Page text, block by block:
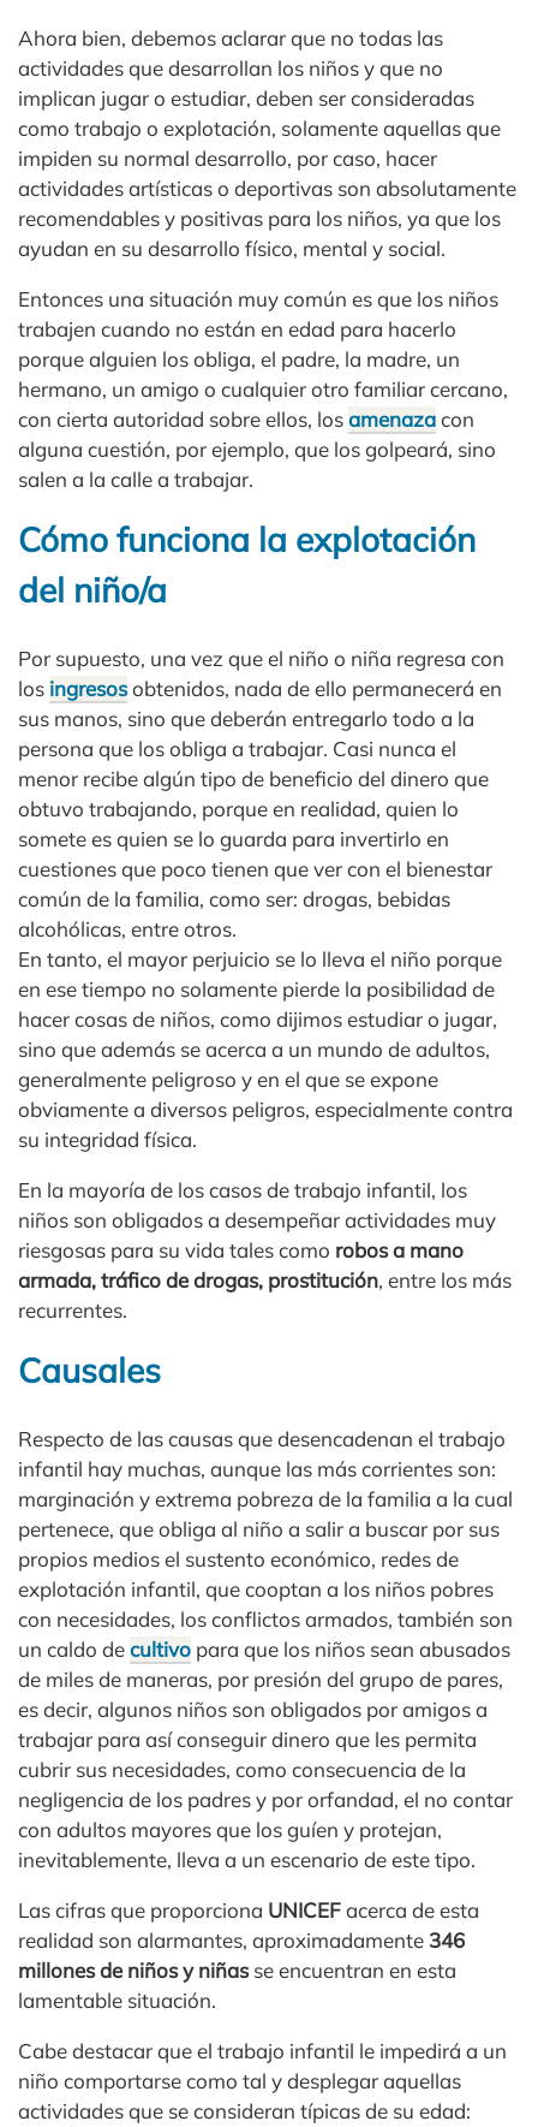
Ahora bien, debemos aclarar que no todas las
actividades que desarrollan los niños y que no
implican jugar o estudiar, deben ser consideradas
como trabajo o explotación, solamente aquellas que
impiden su normal desarrollo, por caso, hacer
actividades artísticas o deportivas son absolutamente
recomendables y positivas para los niños, ya que los
ayudan en su desarrollo físico, mental y social.
Entonces una situación muy común es que los niños
trabajen cuando no están en edad para hacerlo
porque alguien los obliga, el padre, la madre, un
hermano, un amigo o cualquier otro familiar cercano,
con cierta autoridad sobre ellos, losamenazacon
alguna cuestión, por ejemplo, que los golpeará, sino
salen a la calle a trabajar.
Cómo funciona la explotación
del niño/a
Por supuesto, una vez que el niño o niña regresa con
los ingresosobtenidos, nada de ello permanecerá en
sus manos, sino que deberán entregarlo todo a la
persona que los obliga a trabajar. Casi nunca el
menor recibe algún tipo de beneficio del dinero que
obtuvo trabajando, porque en realidad, quien lo
somete es quien se lo guarda para invertirlo en
cuestiones que poco tienen que ver con el bienestar
común de la familia, como ser: drogas, bebidas
alcohólicas, entre otros.
En tanto, el mayor perjuicio se lo lleva el niño porque
en ese tiempo no solamente pierde la posibilidad de
hacer cosas de niños, como dijimos estudiar o jugar,
sino que además se acerca a un mundo de adultos,
generalmente peligroso y en el que se expone
obviamente a diversos peligros, especialmente contra
su integridad física.
En la mayoría de los casos de trabajo infantil, los
niños son obligados a desempeñar actividades muy
riesgosas para su vida tales como robos a mano
armada, tráfico de drogas, prostitución, entre los más
recurrentes.
Causales
Respecto de las causas que desencadenan el trabajo
infantil hay muchas, aunque las más corrientes son:
marginación y extrema pobreza de la familia a la cual
pertenece, que obliga al niño a salir a buscar por sus
propios medios el sustento económico, redes de
explotación infantil, que cooptan a los niños pobres
con necesidades, los conflictos armados, también son
un caldo decultivo para que los niños sean abusados
de miles de maneras, por presión del grupo de pares,
es decir, algunos niños son obligados por amigos a
trabajar para así conseguir dinero que les permita
cubrir sus necesidades, como consecuencia de la
negligencia de los padres y por orfandad, el no contar
con adultos mayores que los guíen y protejan,
inevitablemente, lleva a un escenario de este tipo.
Las cifras que proporciona UNICEFacerca de esta
realidad son alarmantes, aproximadamente 346
millones de niños y niñasse encuentran en esta
lamentable situación.
Cabe destacar que el trabajo infantil le impedirá a un
niño comportarse como tal y desplegar aquellas
actividades que se consideran típicas de su edad: